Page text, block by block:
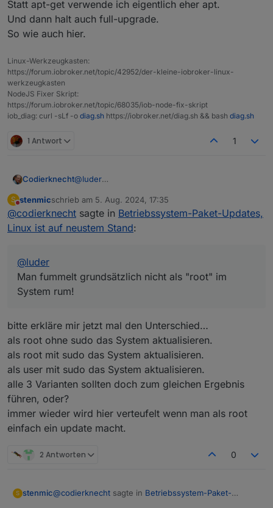
Statt apt-get verwende ich eigentlich eher apt.
Und dann halt auch full-upgrade.
So wie auch hier.
Linux-Werkzeugkasten:
https://forum.iobroker.net/topic/42952/der-kleine-iobroker-linux-
werkzeugkasten
NodeJS Fixer Skript:
https://forum.iobroker.net/topic/68035/iob-node-fix-skript
iob_diag: curl -sLf -o diag.sh https://iobroker.net/diag.sh && bash diag.sh
1 Antwort 1
Codierknecht@luder
System rum!
S
Nicht stören
stenmicschrieb am 5. Aug. 2024, 17:35
zuletzt editiert von
@codierknecht sagte in Betriebssystem-Paket-Updates,
Linux ist auf neustem Stand:
@luder
Man fummelt grundsätzlich nicht als "root" im
System rum!
bitte erkläre mir jetzt mal den Unterschied…
als root ohne sudo das System aktualisieren.
als root mit sudo das System aktualisieren.
als user mit sudo das System aktualisieren.
alle 3 Varianten sollten doch zum gleichen Ergebnis
führen, oder?
immer wieder wird hier verteufelt wenn man als root
einfach ein update macht.
2 Antworten 0
S stenmic@codierknecht sagte in Betriebssystem-Paket-